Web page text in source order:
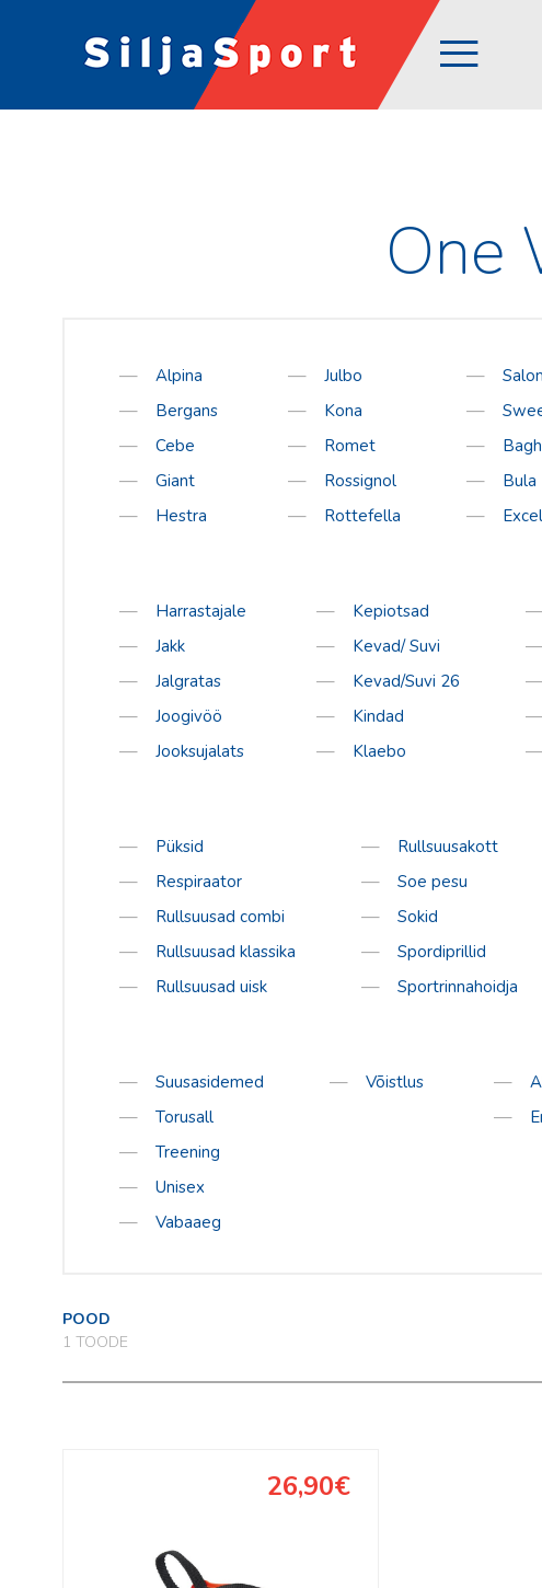
One
Alpina
Bergans
Cebe
Giant
Hestra
Julbo
Kona
Romet
Rossignol
Rottefella
Bula
Harrastajale
Jakk
Jalgratas
Joogivöö
Jooksujalats
Kepiotsad
Kevad/ Suvi
Kevad/Suvi 26
Kindad
Klaebo
Püksid
Respiraator
Rullsuusad combi
Rullsuusad klassika
Rullsuusad uisk
Rullsuusakott
Soe pesu
Sokid
Spordiprillid
Sportrinnahoidja
Suusasidemed
Torusall
Treening
Unisex
Vabaaeg
Võistlus
POOD
1 TOODE
26,90€
ÜLDINE
E-poe liitumistingimused
Jalanõude suurused
E-POOD
Kõik tooted
Giant
Hestra
Salomon
Bula
Excelsior
Fischer
Hoka
Johaug
S´Cool
Sorel
Tabou
Vauhti
Daehlie
Swenor